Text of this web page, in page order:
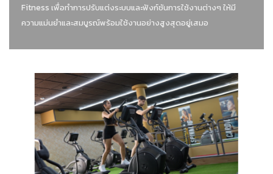
Fitness เพื่อทำการปรับแต่งระบบและฟังก์ชันการใช้งานต่างๆ ให้มี
ความแม่นยำและสมบูรณ์พร้อมใช้งานอย่างสูงสุดอยู่เสมอ